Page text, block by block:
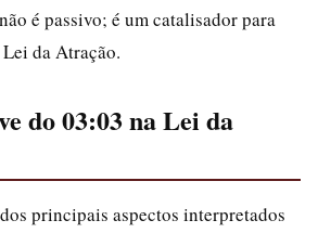
é passivo; é um catalisador para
da Atração.
do 03:03 na Lei da
principais aspectos interpretados